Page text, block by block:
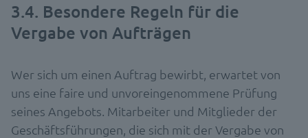
3.4. Besondere Regeln für die
Vergabe von Aufträgen
Wer sich um einen Auftrag bewirbt, erwartet von
uns eine faire und unvoreingenommene Prüfung
seines Angebots. Mitarbeiter und Mitglieder der
Geschäftsführungen, die sich mit der Vergabe von